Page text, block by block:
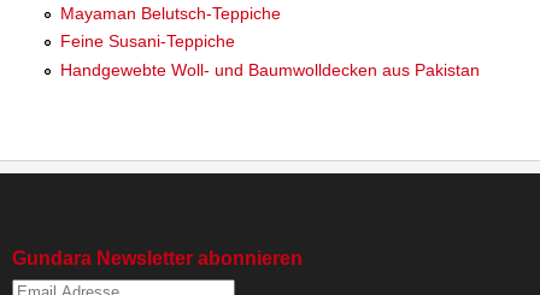
Mayaman Belutsch-Teppiche
Feine Susani-Teppiche
Handgewebte Woll- und Baumwolldecken aus Pakistan
Gundara Newsletter abonnieren